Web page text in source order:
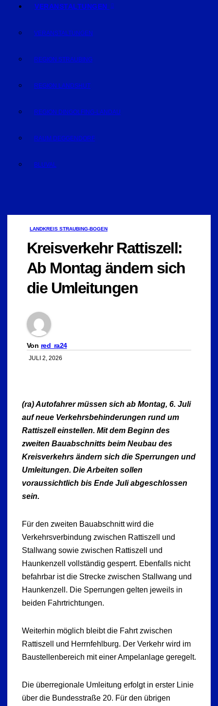
VERANSTALTUNGEN
VERANSTALTUNGEN
REGION STRAUBING
REGION LANDSHUT
REGION DINGOLFING-LANDAU
RAUM DEGGENDORF
BLUVAL
LANDKREIS STRAUBING-BOGEN
Kreisverkehr Rattiszell:
Ab Montag ändern sich
die Umleitungen
Von red_ra24
JULI 2, 2026
(ra) Autofahrer müssen sich ab Montag, 6. Juli
auf neue Verkehrsbehinderungen rund um
Rattiszell einstellen. Mit dem Beginn des
zweiten Bauabschnitts beim Neubau des
Kreisverkehrs ändern sich die Sperrungen und
Umleitungen. Die Arbeiten sollen
voraussichtlich bis Ende Juli abgeschlossen
sein.
Für den zweiten Bauabschnitt wird die
Verkehrsverbindung zwischen Rattiszell und
Stallwang sowie zwischen Rattiszell und
Haunkenzell vollständig gesperrt. Ebenfalls nicht
befahrbar ist die Strecke zwischen Stallwang und
Haunkenzell. Die Sperrungen gelten jeweils in
beiden Fahrtrichtungen.
Weiterhin möglich bleibt die Fahrt zwischen
Rattiszell und Herrnfehlburg. Der Verkehr wird im
Baustellenbereich mit einer Ampelanlage geregelt.
Die überregionale Umleitung erfolgt in erster Linie
über die Bundesstraße 20. Für den übrigen